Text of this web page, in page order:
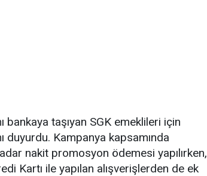
bankaya taşıyan SGK emeklileri için
duyurdu. Kampanya kapsamında
nakit promosyon ödemesi yapılırken,
Kartı ile yapılan alışverişlerden de ek